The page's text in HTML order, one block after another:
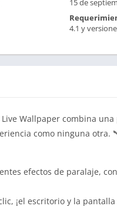
15 de
4.1 y
Wallpaper combina
como ninguna otra.
efectos de paralaje,
¡el escritorio y la